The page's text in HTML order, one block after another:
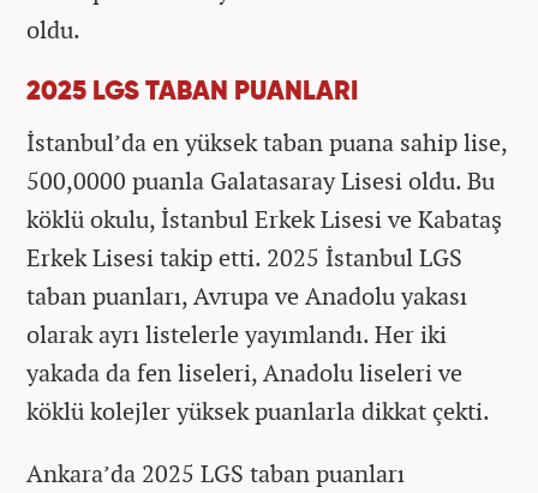
oldu.
2025 LGS TABAN PUANLARI
İstanbul’da en yüksek taban puana sahip lise,
500,0000 puanla Galatasaray Lisesi oldu. Bu
köklü okulu, İstanbul Erkek Lisesi ve Kabataş
Erkek Lisesi takip etti. 2025 İstanbul LGS
taban puanları, Avrupa ve Anadolu yakası
olarak ayrı listelerle yayımlandı. Her iki
yakada da fen liseleri, Anadolu liseleri ve
köklü kolejler yüksek puanlarla dikkat çekti.
Ankara’da 2025 LGS taban puanları